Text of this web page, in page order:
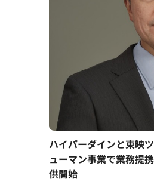
ハイパーダインと東映
ューマン事業で業務提
供開始